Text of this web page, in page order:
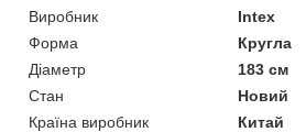
Виробник
Intex
Форма
Кругла
Діаметр
183 см
Стан
Новий
Країна виробник
Китай